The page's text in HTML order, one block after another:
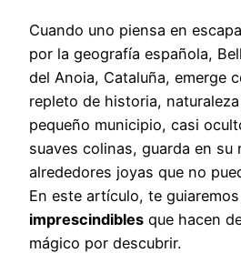
Cuando uno piensa en
por la geografía española,
del Anoia, Cataluña, emerge
repleto de historia,
pequeño municipio, casi
suaves colinas, guarda en su
alrededores joyas que no
En este artículo, te
imprescindibles que hacen
mágico por descubrir.